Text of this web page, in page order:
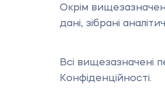
Окрім
дані, зібрані
Всі вищезазначені
Конфіденційності.